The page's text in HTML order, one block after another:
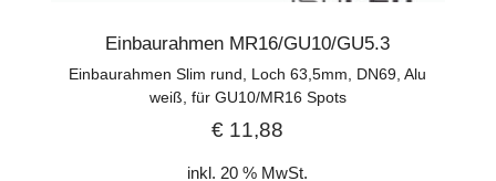
Einbaurahmen MR16/GU10/GU5.3
Einbaurahmen Slim rund, Loch 63,5mm, DN69, Alu
weiß, für GU10/MR16 Spots
€ 11,88
inkl. 20 % MwSt.